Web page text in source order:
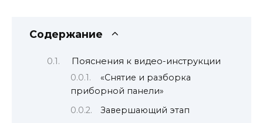
Содержание
Пояснения к видео-инструкции
«Снятие и разборка
приборной панели»
Завершающий этап